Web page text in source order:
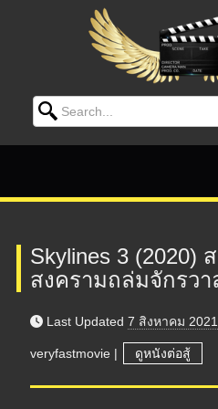
Search for:
Skylines 3 (2020)
สงครามถล่มจักรวา
Last Updated 7 สิงหาคม 2021
veryfastmovie | ดูหนังต่อสู้